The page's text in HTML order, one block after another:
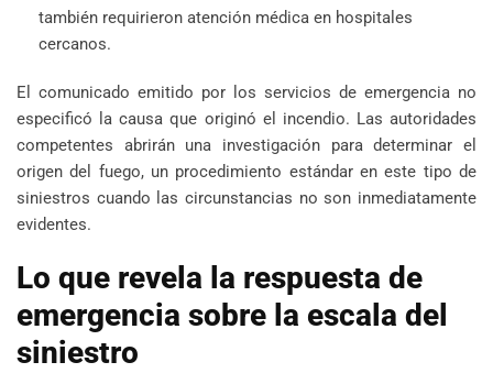
también requirieron atención médica en hospitales
cercanos.
El comunicado emitido por los servicios de emergencia no
especificó la causa que originó el incendio. Las autoridades
competentes abrirán una investigación para determinar el
origen del fuego, un procedimiento estándar en este tipo de
siniestros cuando las circunstancias no son inmediatamente
evidentes.
Lo que revela la respuesta de
emergencia sobre la escala del
siniestro